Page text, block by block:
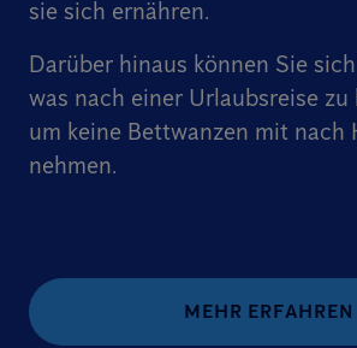
sie sich ernähren.
Darüber hinaus können Sie
was nach einer Urlaubsreise
um keine Bettwanzen mit nach
nehmen.
MEHR ERFAHREN